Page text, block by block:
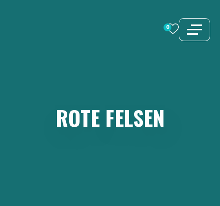
0
ROTE FELSEN